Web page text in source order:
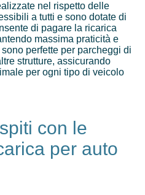
nel rispetto delle
a tutti e sono dotate di
di pagare la ricarica
massima praticità e
perfette per parcheggi di
strutture, assicurando
per ogni tipo di veicolo
con le
per auto